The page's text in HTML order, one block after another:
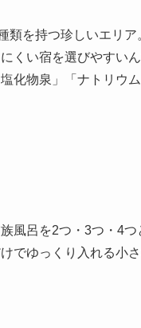
を持つ珍しいエリ
くい宿を選びやすい
化物泉」「ナトリウ
風呂を2つ・3つ・4
でゆっくり入れる小